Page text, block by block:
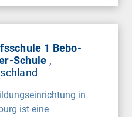
1 Bebo-
Schule ,
in
ist eine